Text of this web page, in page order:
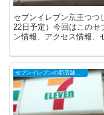
セブンイレブン京王つつ
22日予定）今回はこの
ン情報、アクセス情報、